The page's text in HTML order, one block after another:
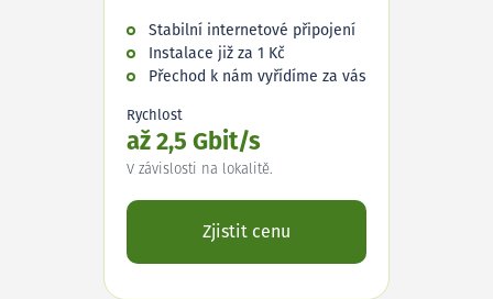
Stabilní internetové připojení
Instalace již za 1 Kč
Přechod k nám vyřídíme za vás
Rychlost
až 2,5 Gbit/s
V závislosti na lokalitě.
Zjistit cenu